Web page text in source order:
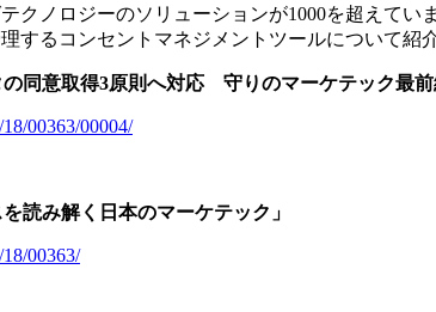
クノロジーのソリューションが1000を超えて
するコンセントマネジメントツールについて紹
同意取得3原則へ対応 守りのマーケテック最前
00363/00004/
読み解く日本のマーケテック」
00363/